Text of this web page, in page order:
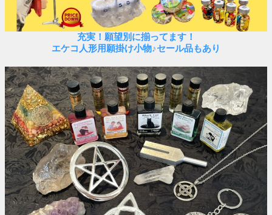
充実！願望別に揃ってます！
エケコ人形用願掛け小物♪セール品もあり